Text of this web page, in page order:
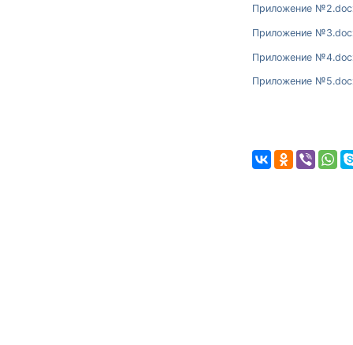
Приложение
Приложение
Приложение
Приложение